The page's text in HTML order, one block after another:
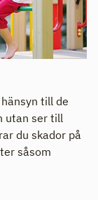
till de
utan ser till
du skador på
såsom